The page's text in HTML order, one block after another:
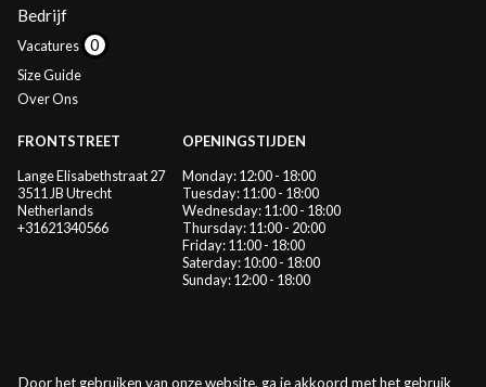
Bedrijf
Vacatures
Size Guide
Over Ons
FRONTSTREET
Lange Elisabethstraat 27
3511 JB Utrecht
Netherlands
+31621340566
OPENINGSTIJDEN
Monday: 12:00 - 18:00
Tuesday: 11:00 - 18:00
Wednesday: 11:00 - 18:00
Thursday: 11:00 - 20:00
Friday: 11:00 - 18:00
Saterday: 10:00 - 18:00
Sunday: 12:00 - 18:00
Door het gebruiken van onze website, ga je akkoord met het gebruik